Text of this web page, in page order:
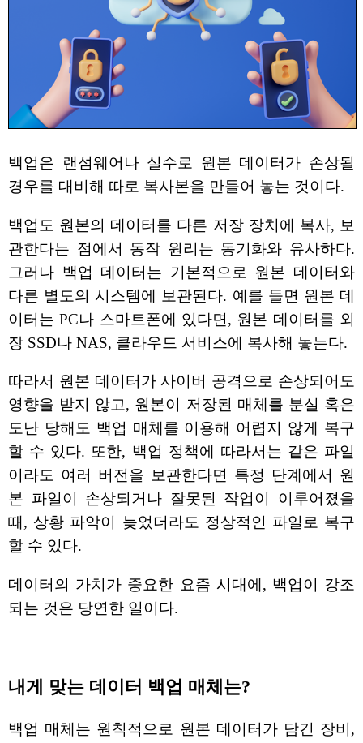
백업은 랜섬웨어나 실수로 원본 데이터가 손상될
경우를 대비해 따로 복사본을 만들어 놓는 것이다.
백업도 원본의 데이터를 다른 저장 장치에 복사, 보
관한다는 점에서 동작 원리는 동기화와 유사하다.
그러나 백업 데이터는 기본적으로 원본 데이터와
다른 별도의 시스템에 보관된다. 예를 들면 원본 데
이터는 PC나 스마트폰에 있다면, 원본 데이터를 외
장 SSD나 NAS, 클라우드 서비스에 복사해 놓는다.
따라서 원본 데이터가 사이버 공격으로 손상되어도
영향을 받지 않고, 원본이 저장된 매체를 분실 혹은
도난 당해도 백업 매체를 이용해 어렵지 않게 복구
할 수 있다. 또한, 백업 정책에 따라서는 같은 파일
이라도 여러 버전을 보관한다면 특정 단계에서 원
본 파일이 손상되거나 잘못된 작업이 이루어졌을
때, 상황 파악이 늦었더라도 정상적인 파일로 복구
할 수 있다.
데이터의 가치가 중요한 요즘 시대에, 백업이 강조
되는 것은 당연한 일이다.
내게 맞는 데이터 백업 매체는?
백업 매체는 원칙적으로 원본 데이터가 담긴 장비,